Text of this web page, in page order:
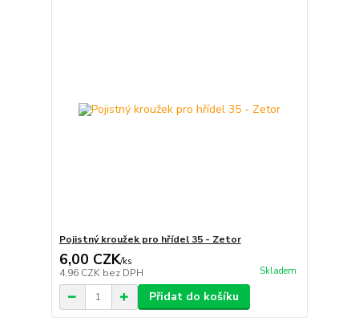
Pojistný kroužek pro hřídel 35 - Zetor
6,00 CZK/ks
4,96 CZK bez DPH Skladem
Přidat do košíku